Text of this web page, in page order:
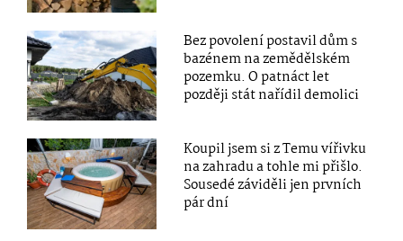
Bez povolení postavil dům s
bazénem na zemědělském
pozemku. O patnáct let
později stát nařídil demolici
Koupil jsem si z Temu vířivku
na zahradu a tohle mi přišlo.
Sousedé záviděli jen prvních
pár dní